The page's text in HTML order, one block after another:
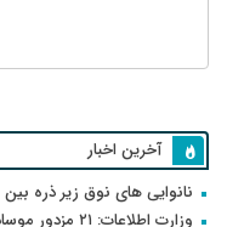
آخرین اخبار
نانوایی های نوق زیر ذره
وزارت اطلاعات: ۲۱ مزدور موساد و ۴ شرور مسلح در کرمان بازداشت شدند